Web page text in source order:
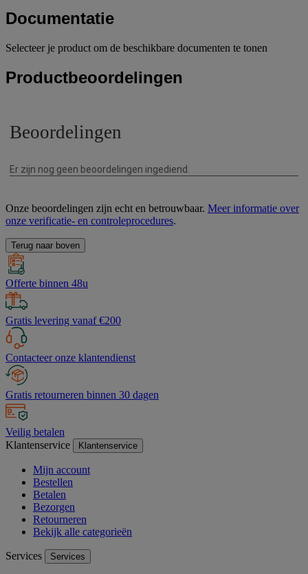
Documentatie
Selecteer je product om de beschikbare documenten te tonen
Productbeoordelingen
Onze beoordelingen zijn echt en betrouwbaar. Meer informatie over
onze verificatie- en controleprocedures.
Terug naar boven
Offerte binnen 48u
Gratis levering vanaf €200
Contacteer onze klantendienst
Gratis retourneren binnen 30 dagen
Veilig betalen
Klantenservice
Klantenservice
Mijn account
Bestellen
Betalen
Bezorgen
Retourneren
Bekijk alle categorieën
Services Services